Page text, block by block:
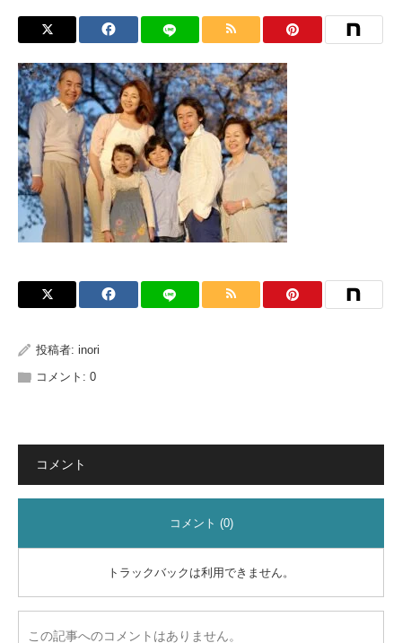
投稿者: inori
コメント: 0
コメント
コメント (0)
トラックバックは利用できません。
この記事へのコメントはありません。